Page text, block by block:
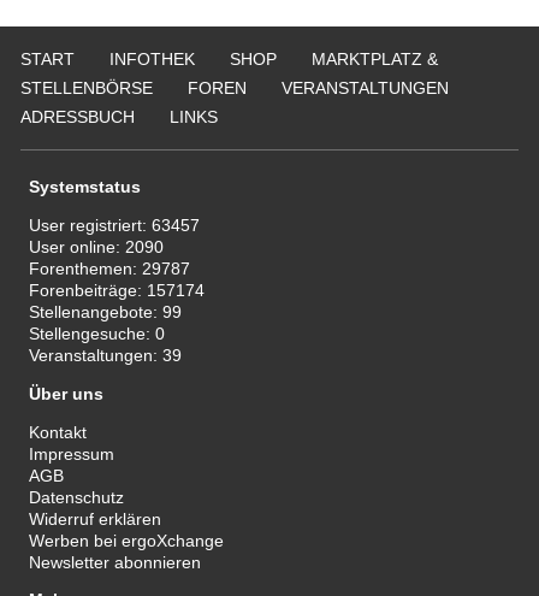
START INFOTHEK SHOP
MARKTPLATZ &
STELLENBÖRSE
FOREN
VERANSTALTUNGEN
ADRESSBUCH
LINKS
Systemstatus
User registriert:63457
User online: 2090
Forenthemen: 29787
Forenbeiträge: 157174
Stellenangebote:99
Stellengesuche:0
Veranstaltungen:39
Über uns
Kontakt
Impressum
AGB
Datenschutz
Widerruf erklären
Werben bei ergoXchange
Newsletter abonnieren